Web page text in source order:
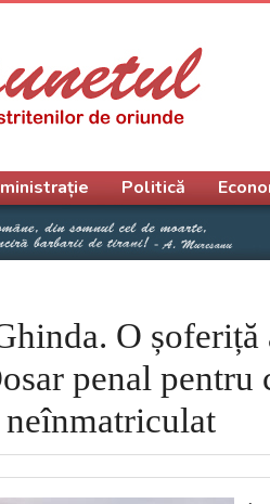
O șoferiță
penal pentru
Politică